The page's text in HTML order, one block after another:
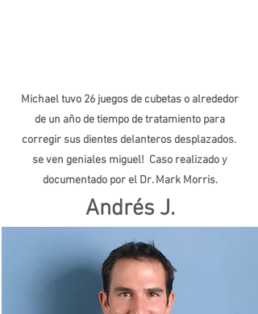
Michael tuvo 26 juegos de cubetas o alrededor
de un año de tiempo de tratamiento para
corregir sus dientes delanteros desplazados.
se ven geniales miguel! Caso realizado y
documentado por el Dr. Mark Morris.
Andrés J.